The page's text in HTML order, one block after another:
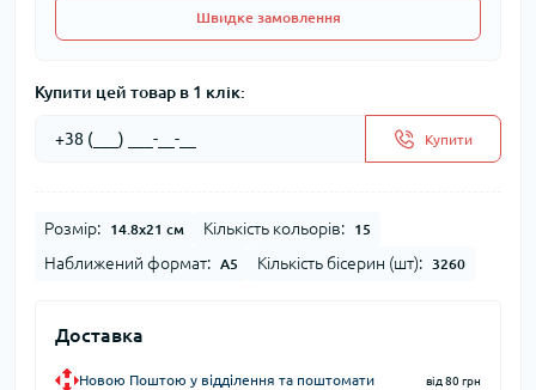
Швидке замовлення
Купити цей товар в 1 клік:
Купити
Розмір: 14.8x21 см Кількість кольорів: 15
Наближений формат: А5 Кількість бісерин (шт): 3260
Доставка
Новою Поштою у відділення та поштомати від 80 грн